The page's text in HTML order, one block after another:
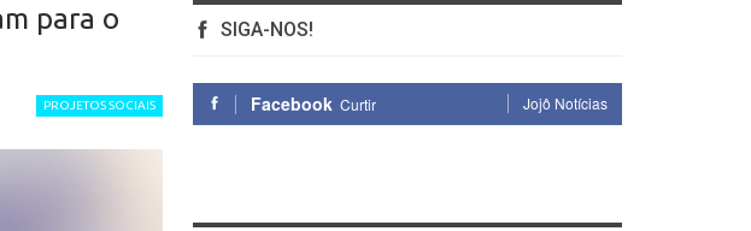
para o
PROJETOS SOCIAIS
SIGA-NOS!
Facebook Curtir Jojô Notícias